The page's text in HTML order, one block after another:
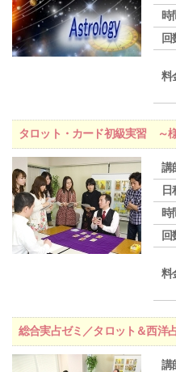
時
回
料
タロット・カード初級実習 ～
講
日
時
回
料
総合実占ゼミ／タロット＆西洋
講